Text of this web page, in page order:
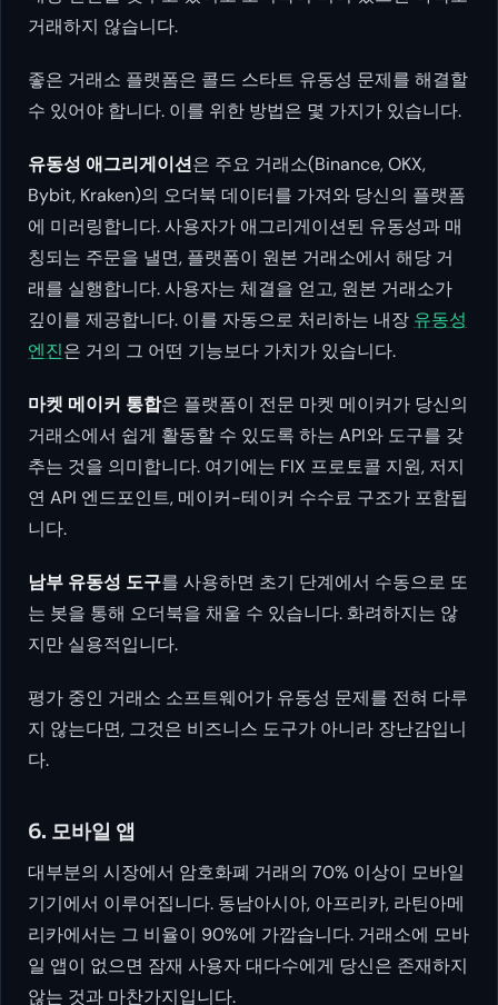
거래하지 않습니다.
좋은 거래소 플랫폼은 콜드 스타트 유동성 문제를 해결할
수 있어야 합니다. 이를 위한 방법은 몇 가지가 있습니다.
유동성 애그리게이션은 주요 거래소(Binance, OKX,
Bybit, Kraken)의 오더북 데이터를 가져와 당신의 플랫폼
에 미러링합니다. 사용자가 애그리게이션된 유동성과 매
칭되는 주문을 낼면, 플랫폼이 원본 거래소에서 해당 거
래를 실행합니다. 사용자는 체결을 얻고, 원본 거래소가
깊이를 제공합니다. 이를 자동으로 처리하는 내장 유동성
엔진은 거의 그 어떤 기능보다 가치가 있습니다.
마켓 메이커 통합은 플랫폼이 전문 마켓 메이커가 당신의
거래소에서 쉽게 활동할 수 있도록 하는 API와 도구를 갖
추는 것을 의미합니다. 여기에는 FIX 프로토콜 지원, 저지
연 API 엔드포인트, 메이커-테이커 수수료 구조가 포함됩
니다.
남부 유동성 도구를 사용하면 초기 단계에서 수동으로 또
는 봇을 통해 오더북을 채울 수 있습니다. 화려하지는 않
지만 실용적입니다.
평가 중인 거래소 소프트웨어가 유동성 문제를 전혀 다루
지 않는다면, 그것은 비즈니스 도구가 아니라 장난감입니
다.
6. 모바일 앱
대부분의 시장에서 암호화폐 거래의 70% 이상이 모바일
기기에서 이루어집니다. 동남아시아, 아프리카, 라틴아메
리카에서는 그 비율이 90%에 가깝습니다. 거래소에 모바
일 앱이 없으면 잠재 사용자 대다수에게 당신은 존재하지
않는 것과 마찬가지입니다.